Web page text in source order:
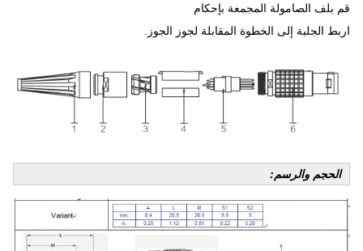
قم بلف الصامولة المجمعة بإحكام
اربط الجلبة إلى الخطوة المقابلة لجوز الجوز.
الحجم والرسم: